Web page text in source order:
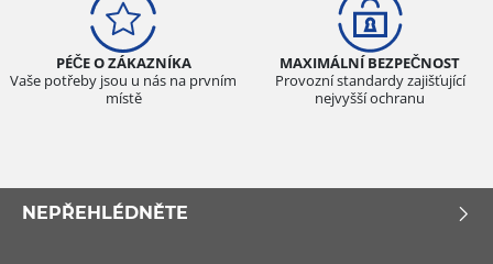
Všechny typy (0)
Osobní vůz (0)
4x4 (0)
Zemědělská technika (0)
PÉČE O ZÁKAZNÍKA
Vaše potřeby jsou u nás na prvním
místě
MAXIMÁLNÍ BEZPEČNOST
Provozní standardy zajišťující
nejvyšší ochranu
NEPŘEHLÉDNĚTE